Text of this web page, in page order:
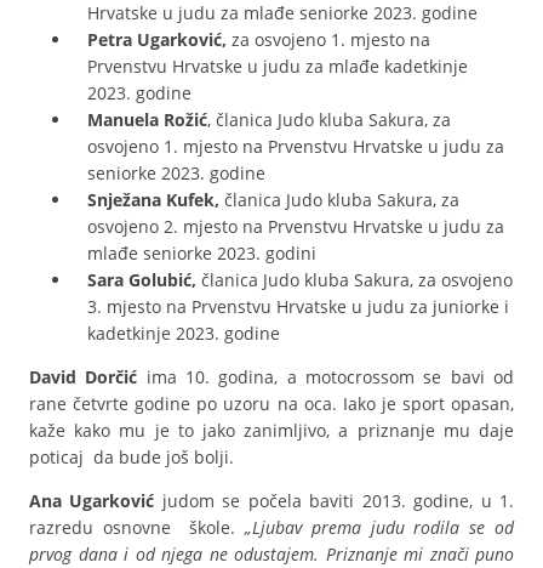
Hrvatske u judu za mlađe seniorke 2023. godine
Petra Ugarković, za osvojeno 1. mjesto na
Prvenstvu Hrvatske u judu za mlađe kadetkinje
2023. godine
Manuela Rožić, članica Judo kluba Sakura, za
osvojeno 1. mjesto na Prvenstvu Hrvatske u judu za
seniorke 2023. godine
Snježana Kufek, članica Judo kluba Sakura, za
osvojeno 2. mjesto na Prvenstvu Hrvatske u judu za
mlađe seniorke 2023. godini
Sara Golubić, članica Judo kluba Sakura, za osvojeno
3. mjesto na Prvenstvu Hrvatske u judu za juniorke i
kadetkinje 2023. godine
David Dorčić ima 10. godina, a motocrossom se bavi od
rane četvrte godine po uzoru na oca. Iako je sport opasan,
kaže kako mu je to jako zanimljivo, a priznanje mu daje
poticaj da bude još bolji.
Ana Ugarković judom se počela baviti 2013. godine, u 1.
razredu osnovne škole.„Ljubav prema judu rodila se od
prvog dana i od njega ne odustajem. Priznanje mi znači puno